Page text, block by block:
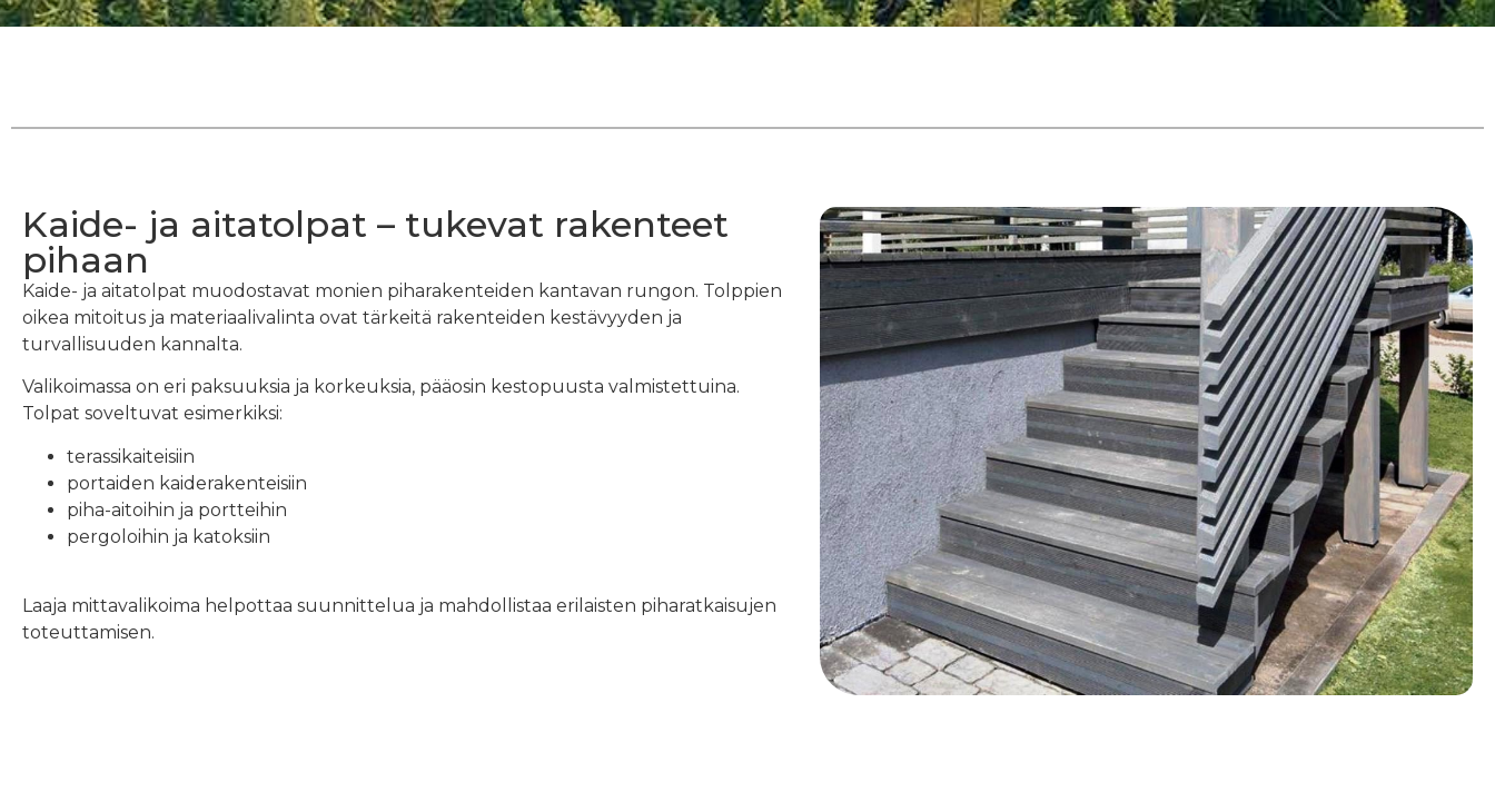
Kaide- ja aitatolpat – tukevat rakenteet
pihaan
Kaide- ja aitatolpat muodostavat monien piharakenteiden kantavan rungon. Tolppien
oikea mitoitus ja materiaalivalinta ovat tärkeitä rakenteiden kestävyyden ja
turvallisuuden kannalta.
Valikoimassa on eri paksuuksia ja korkeuksia, pääosin kestopuusta valmistettuina.
Tolpat soveltuvat esimerkiksi:
terassikaiteisiin
portaiden kaiderakenteisiin
piha-aitoihin ja portteihin
pergoloihin ja katoksiin
Laaja mittavalikoima helpottaa suunnittelua ja mahdollistaa erilaisten piharatkaisujen
toteuttamisen.